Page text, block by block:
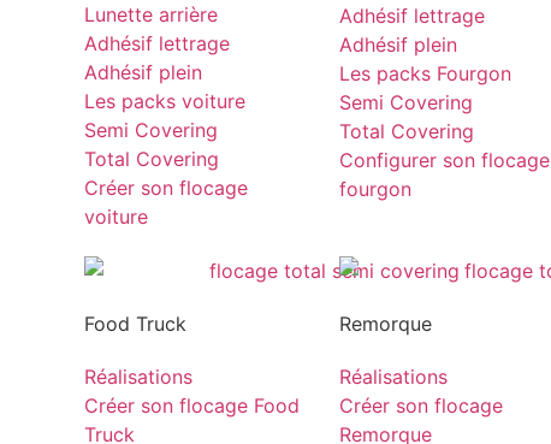
Lunette arrière
Adhésif lettrage
Adhésif plein
Les packs voiture
Semi Covering
Total Covering
Créer son flocage
voiture
Adhésif lettrage
Adhésif plein
Les packs Fourgon
Semi Covering
Total Covering
Configurer son flocage
fourgon
Food Truck
Réalisations
Créer son flocage Food
Truck
Remorque
Réalisations
Créer son flocage
Remorque